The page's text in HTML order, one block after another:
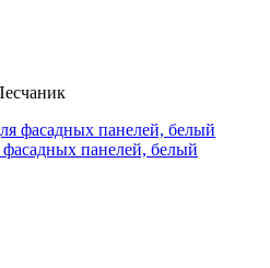
панелей, белый